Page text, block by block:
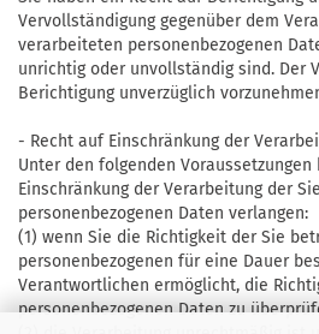
Vervollständigung gegenüber dem
verarbeiteten personenbezogenen
unrichtig oder unvollständig sind. Der
Berichtigung unverzüglich
- Recht auf Einschränkung der
Unter den folgenden Voraussetzungen
Einschränkung der Verarbeitung der
personenbezogenen Daten verlangen:
(1) wenn Sie die Richtigkeit der Sie
personenbezogenen für eine Dauer
Verantwortlichen ermöglicht, die
personenbezogenen Daten zu